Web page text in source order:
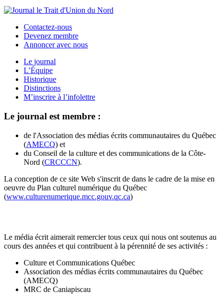
Contactez-nous
Devenez membre
Annoncer avec nous
Le journal
L’Équipe
Historique
Distinctions
M’inscrire à l’infolettre
Le journal est membre :
de l'Association des médias écrits communautaires du Québec
(AMECQ) et
du Conseil de la culture et des communications de la Côte-
Nord (CRCCCN).
La conception de ce site Web s'inscrit de dans le cadre de la mise en
oeuvre du Plan culturel numérique du Québec
(www.culturenumerique.mcc.gouv.qc.ca)
Le média écrit aimerait remercier tous ceux qui nous ont soutenus au
cours des années et qui contribuent à la pérennité de ses activités :
Culture et Communications Québec
Association des médias écrits communautaires du Québec
(AMECQ)
MRC de Caniapiscau